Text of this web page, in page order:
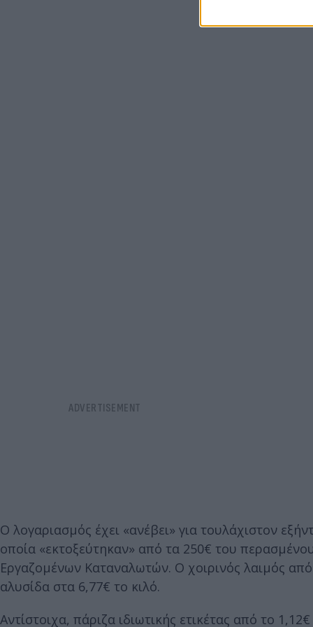
Ο λογαριασμός έχει «ανέβει» για τουλάχιστον
οποία «εκτοξεύτηκαν» από τα 250€ του
Εργαζομένων Καταναλωτών. Ο χοιρινός λαιμός
αλυσίδα στα 6,77€ το κιλό.
Αντίστοιχα, πάριζα ιδιωτικής ετικέτας από το